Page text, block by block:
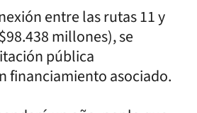
entre las rutas 11 y
millones), se
pública
financiamiento asociado.